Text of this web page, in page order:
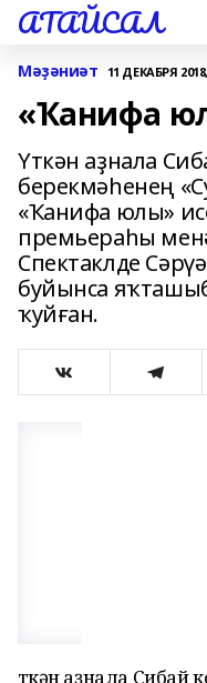
АТАЙСАЛ
Мәҙәниәт 11 ДЕКАБРЯ
«Ҡанифа
Үткән аҙнала
берекмәһенең
«Ҡанифа юлы»
премьераһы
Спектаклде
буйынса
ҡуйған.
Үткән аҙнала Сибай